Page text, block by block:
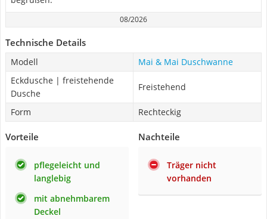
08/2026
Technische Details
Modell
Mai & Mai Duschwanne
Eckdusche | freistehende
Dusche
Freistehend
Form Rechteckig
Vorteile
pflegeleicht und
langlebig
mit abnehmbarem
Deckel
Nachteile
Träger nicht
vorhanden